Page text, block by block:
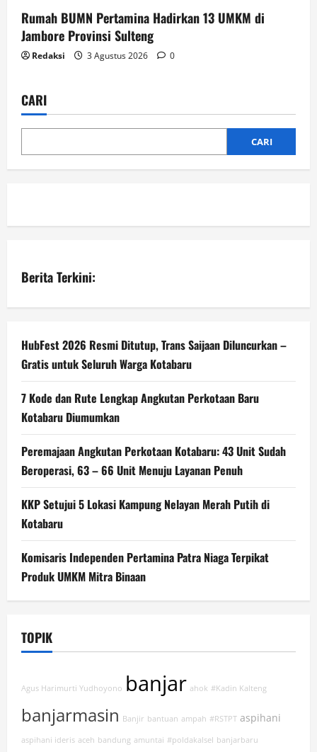
Rumah BUMN Pertamina Hadirkan 13 UMKM di
Jambore Provinsi Sulteng
Redaksi 3 Agustus 2026 0
CARI
CARI
Berita Terkini:
HubFest 2026 Resmi Ditutup, Trans Saijaan Diluncurkan –
Gratis untuk Seluruh Warga Kotabaru
7 Kode dan Rute Lengkap Angkutan Perkotaan Baru
Kotabaru Diumumkan
Peremajaan Angkutan Perkotaan Kotabaru: 43 Unit Sudah
Beroperasi, 63 – 66 Unit Menuju Layanan Penuh
KKP Setujui 5 Lokasi Kampung Nelayan Merah Putih di
Kotabaru
Komisaris Independen Pertamina Patra Niaga Terpikat
Produk UMKM Mitra Binaan
TOPIK
Agus Harimurti Yudhoyono banjar ahok #Kadin Kalteng
banjarmasin Banjir bantuan ampah #RSTPT aspihani
aspihani ideris aceh bandung amuntai #poldakalsel banjarbaru